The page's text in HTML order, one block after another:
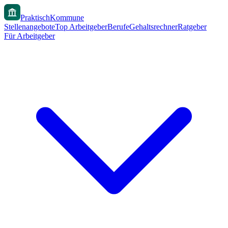
PraktischKommune
StellenangeboteTop ArbeitgeberBerufeGehaltsrechnerRatgeber
Für Arbeitgeber